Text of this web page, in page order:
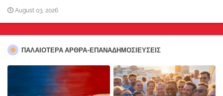
August 03, 2026
ΠΑΛΑΙΟΤΕΡΑ ΑΡΘΡΑ-ΕΠΑΝΑΔΗΜΟΣΙΕΥΣΕΙΣ